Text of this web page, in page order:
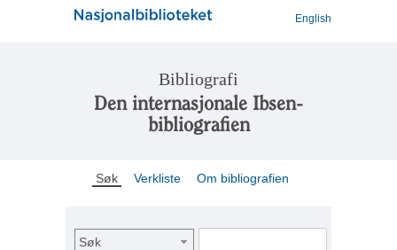
English
Bibliografi
Den internasjonale Ibsen-
bibliografien
Søk Verkliste Om bibliografien
Søk